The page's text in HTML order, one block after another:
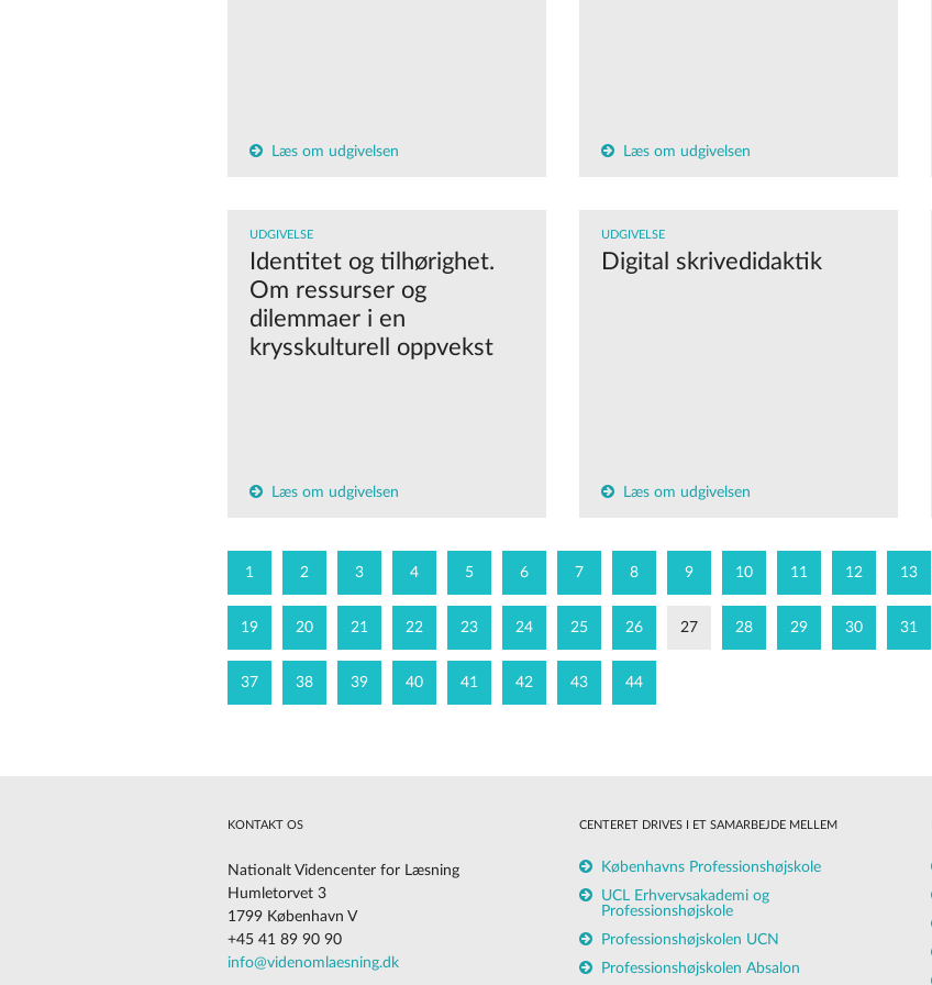
Læs om udgivelsen Læs om udgivelsen
UDGIVELSE
Identitet og tilhørighet.
Om ressurser og
dilemmaer i en
krysskulturell oppvekst
Læs om udgivelsen
UDGIVELSE
Digital skrivedidaktik
Læs om udgivelsen
1 2 3 4 5 6 7 8 9 10 11 12 13
19 20 21 22 23 24 25 26 27 28 29 30 31
37 38 39 40 41 42 43 44
KONTAKT OS
Nationalt Videncenter for Læsning
Humletorvet 3
1799 København V
+45 41 89 90 90
info@videnomlaesning.dk
CENTERET DRIVES I ET SAMARBEJDE MELLEM
Københavns Professionshøjskole
UCL Erhvervsakademi og
Professionshøjskole
Professionshøjskolen UCN
Professionshøjskolen Absalon
Cookies på vores website